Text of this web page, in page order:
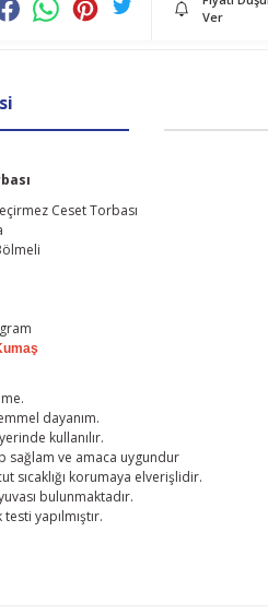
Ver
Ceset Torbası
dayanım.
kullanılır.
sağlam ve amaca uygundur
sıcaklığı korumaya elverişlidir.
bulunmaktadır.
testi yapılmıştır.